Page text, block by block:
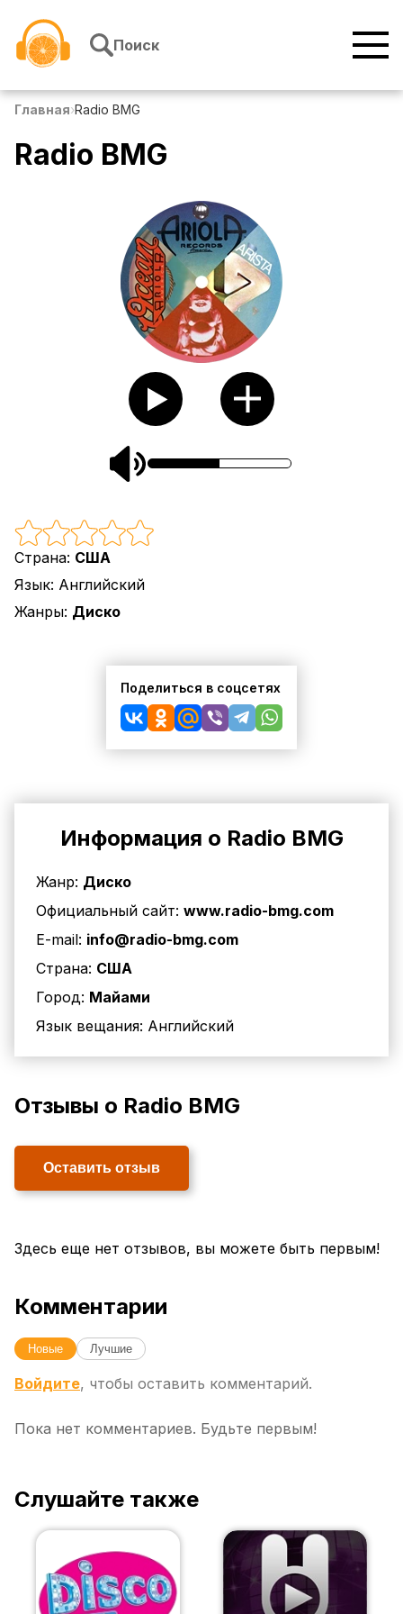
Поиск
Главная›Radio BMG
Radio BMG
Страна: США
Язык: Английский
Жанры: Диско
Поделиться в соцсетях
Информация о Radio BMG
Жанр: Диско
Официальный сайт: www.radio-bmg.com
E-mail: info@radio-bmg.com
Страна: США
Город: Майами
Язык вещания: Английский
Отзывы о Radio BMG
Оставить отзыв
Здесь еще нет отзывов, вы можете быть первым!
Комментарии
Новые Лучшие
Войдите, чтобы оставить комментарий.
Пока нет комментариев. Будьте первым!
Слушайте также